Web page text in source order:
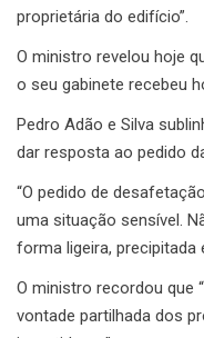
proprietária do edifício”.
O ministro revelou hoje
o seu gabinete recebeu
Pedro Adão e Silva
dar resposta ao pedido
“O pedido de
uma situação sensível.
forma ligeira, precipitada
O ministro recordou que
vontade partilhada dos